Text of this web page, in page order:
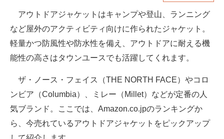
車・バイク
釣り具・釣り用品 食品・飲料・お酒
食器・グラス・カトラリー
メディア
注目記事を集めた総合ページ
ITの今と未来を見通す
スマホと通信の最新トレンド
アウトドアジャケットはキャンプや登山、ランニング
など屋外のアクティビティ向けに作られたジャケット。
軽量かつ防風性や防水性を備え、アウトドアに耐える機
能性の高さはタウンユースでも活躍してくれます。
ザ・ノース・フェイス（THE NORTH FACE）やコロ
ンビア（Columbia）、ミレー（Millet）などが定番の人
気ブランド。ここでは、Amazon.co.jpのランキングか
ら、今売れているアウトドアジャケットをピックアップ